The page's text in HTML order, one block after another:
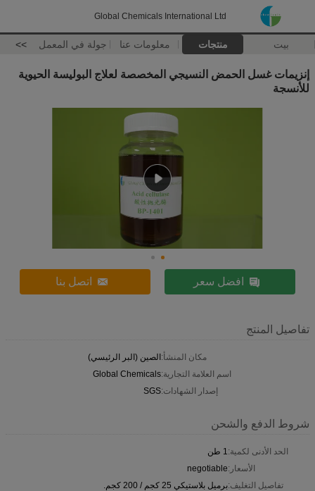
Global Chemicals International Ltd
بيت منتجات معلومات عنا جولة في المعمل >>
إنزيمات غسل الحمض النسيجي المخصصة لعلاج البوليسة الحيوية
للأنسجة
افضل سعر اتصل بنا
تفاصيل المنتج
مكان المنشأ:الصين (البر الرئيسي)
اسم العلامة التجارية:Global Chemicals
إصدار الشهادات:SGS
شروط الدفع والشحن
الحد الأدنى لكمية:1 طن
الأسعار:negotiable
تفاصيل التغليف:برميل بلاستيكي 25 كجم / 200 كجم.